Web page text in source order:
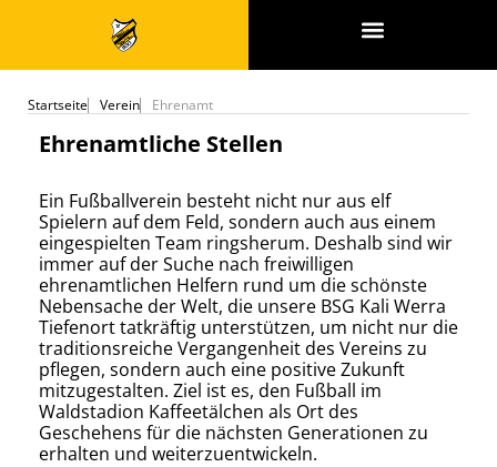
Startseite Verein Ehrenamt
Ehrenamtliche Stellen
Ein Fußballverein besteht nicht nur aus elf
Spielern auf dem Feld, sondern auch aus einem
eingespielten Team ringsherum. Deshalb sind wir
immer auf der Suche nach freiwilligen
ehrenamtlichen Helfern rund um die schönste
Nebensache der Welt, die unsere BSG Kali Werra
Tiefenort tatkräftig unterstützen, um nicht nur die
traditionsreiche Vergangenheit des Vereins zu
pflegen, sondern auch eine positive Zukunft
mitzugestalten. Ziel ist es, den Fußball im
Waldstadion Kaffeetälchen als Ort des
Geschehens für die nächsten Generationen zu
erhalten und weiterzuentwickeln.